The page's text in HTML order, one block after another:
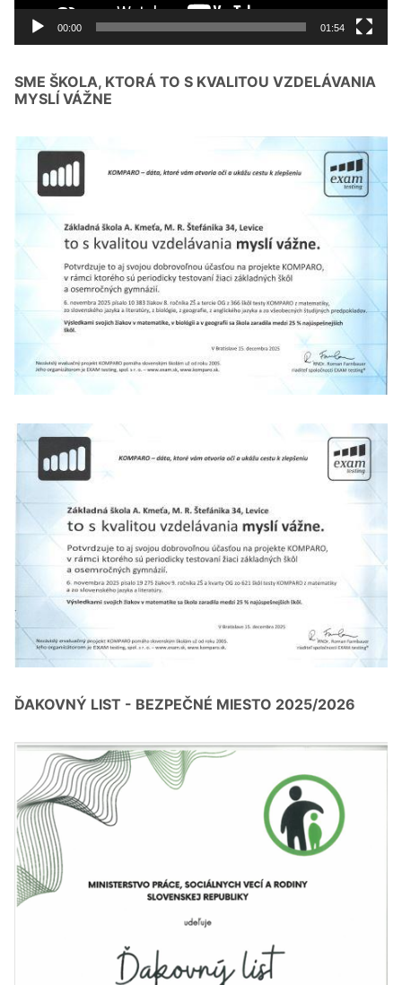
00:00 01:54
SME ŠKOLA, KTORÁ TO S KVALITOU VZDELÁVANIA
MYSLÍ VÁŽNE
ĎAKOVNÝ LIST - BEZPEČNÉ MIESTO 2025/2026